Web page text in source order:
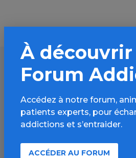
À lire
Toutes
À découvrir
Forum
Accédez à notre forum,
patients experts, pour
addictions et s’entraider.
ACCÉDER AU FORUM